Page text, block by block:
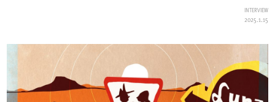
INTERVIEW
2025.1.15